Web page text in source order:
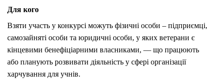
Для кого
Взяти участь у конкурсі можуть фізичні особи – підприємці,
самозайняті особи та юридичні особи, у яких ветерани є
кінцевими бенефіціарними власниками, — що працюють
або планують розвивати діяльність у сфері організації
харчування для учнів.